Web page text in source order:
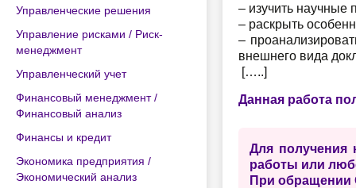
Управленческие решения
Управление рисками / Риск-
менеджмент
Управленческий учет
Финансовый менеджмент /
Финансовый анализ
Финансы и кредит
Экономика предприятия /
Экономический анализ
– изучить научные
– раскрыть
–
внешнего вида
[…..]
Данная работа
Для получения
работы или
При обращении